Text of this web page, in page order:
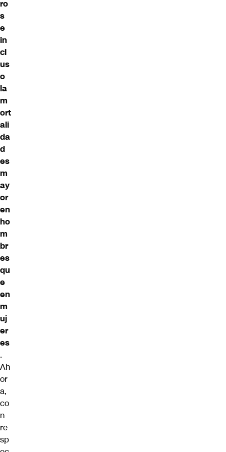
ro
s
e
in
cl
us
o
la
m
ort
ali
da
d
es
m
ay
or
en
ho
m
br
es
qu
e
en
m
uj
er
es
.
Ah
or
a,
co
n
re
sp